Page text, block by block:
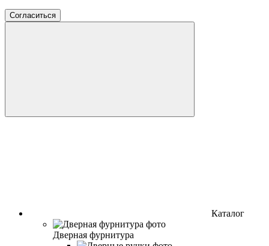
Согласиться
Каталог
Дверная фурнитура